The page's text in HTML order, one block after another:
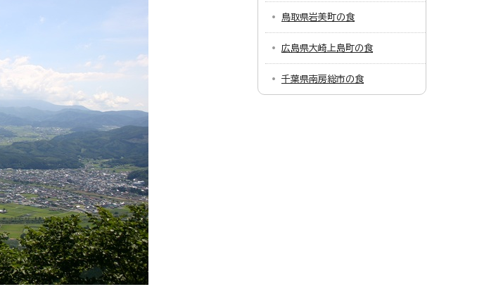
鳥取県岩美町の食
広島県大崎上島町の食
千葉県南房総市の食